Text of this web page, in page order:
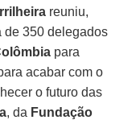
reuniu,
de 350 delegados
para
acabar com o
o futuro das
, da Fundação